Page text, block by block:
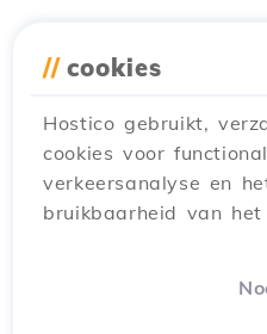
// cookies
Hostico gebruikt,
cookies voor
verkeersanalyse en
bruikbaarheid van